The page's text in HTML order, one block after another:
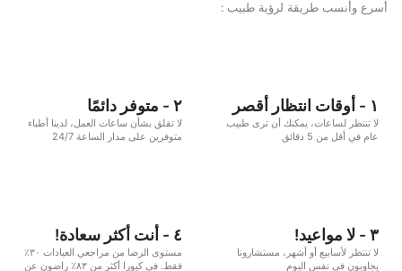
أسرع وأنسب طريقة لرؤية طبيب :
١ - أوقات انتظار أقصر
لا تنتظر لساعات، يمكنك أن ترى طبيب
عام في أقل من 5 دقائق
٢ - متوفر دائمًا
لا تقلق بشأن ساعات العمل، لدينا أطباء
متوفرين على مدار الساعة 24/7
٣ - لا مواعيد!
لا تنتظر لأسابيع أو أشهر، مستشارونا
يجاوبون في نفس اليوم
٤ - أنت أكثر سعادة!
مستوى الرضا من مراجعي العيادات ٣٠٪
فقط. في كيورا أكثر من ٨٣٪ راضون عن